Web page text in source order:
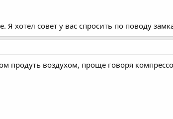
Я хотел совет у вас спросить по поводу
продуть воздухом, проще говоря